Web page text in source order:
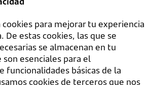
cookies para mejorar tu experiencia
De estas cookies, las que se
se almacenan en tu
son esenciales para el
funcionalidades básicas de la
cookies de terceros que nos